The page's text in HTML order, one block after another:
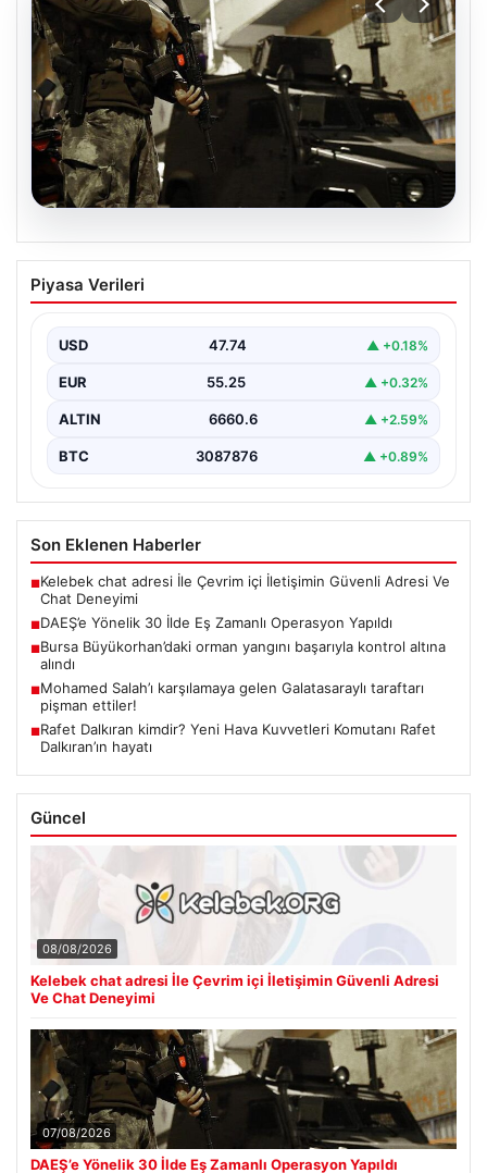
07.08.2026
DAEŞ’e Yönelik 30 İlde Eş Zamanlı
Operasyon Yapıldı
bir operasyon düzenlendi. İçişleri Bakanlığı'nın
koordinasyonunda…
Piyasa Verileri
USD 47.74 ▲ +0.18%
EUR 55.25 ▲ +0.32%
ALTIN 6660.6 ▲ +2.59%
BTC 3087876 ▲ +0.89%
Son Eklenen Haberler
■Kelebek chat adresi İle Çevrim içi İletişimin Güvenli Adresi Ve
Chat Deneyimi
■DAEŞ’e Yönelik 30 İlde Eş Zamanlı Operasyon Yapıldı
■Bursa Büyükorhan’daki orman yangını başarıyla kontrol altına
alındı
■Mohamed Salah’ı karşılamaya gelen Galatasaraylı taraftarı
pişman ettiler!
■Rafet Dalkıran kimdir? Yeni Hava Kuvvetleri Komutanı Rafet
Dalkıran’ın hayatı
Güncel
08/08/2026
Kelebek chat adresi İle Çevrim içi İletişimin Güvenli Adresi
Ve Chat Deneyimi
07/08/2026
DAEŞ’e Yönelik 30 İlde Eş Zamanlı Operasyon Yapıldı